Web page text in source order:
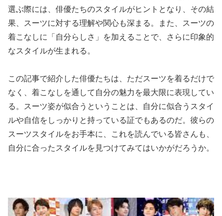
選ぶ際には、俳優たちのスタイルがヒントとなり、その結
果、スーツに対する理解や関心も深まる。また、スーツの
着こなしに「自分らしさ」を加えることで、さらに印象的
なスタイルが生まれる。
この記事で紹介した俳優たちは、ただスーツを着るだけで
なく、着こなしを通して自分の魅力を最大限に表現してい
る。スーツ姿が似合うということは、自分に似合うスタイ
ルや自信をしっかりと持っている証でもあるのだ。彼らの
スーツスタイルをお手本に、これを読んでいる皆さんも、
自分に合ったスタイルを見つけてみてはいかがだろうか。